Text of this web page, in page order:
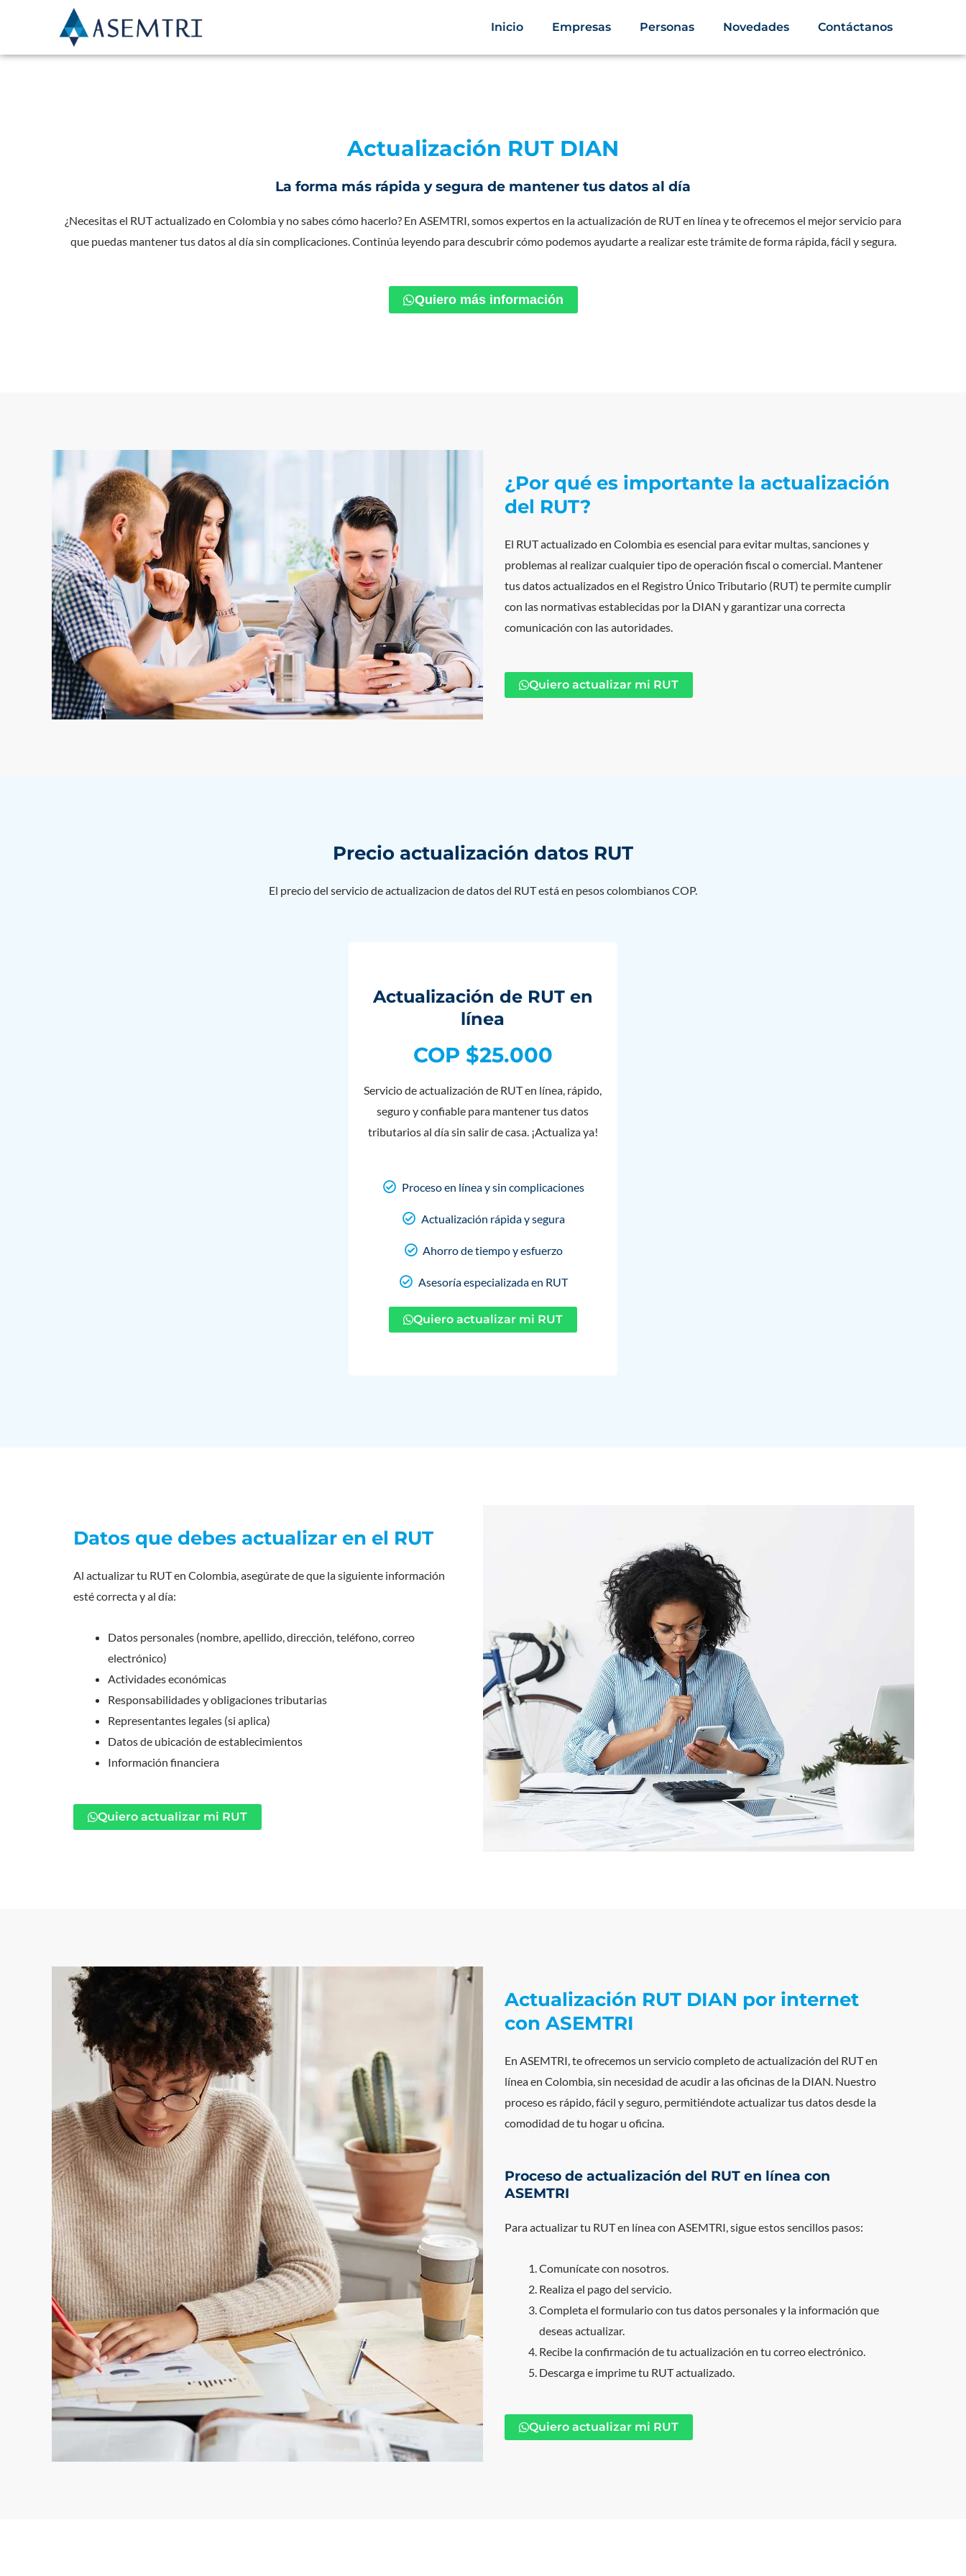
contenido
Inicio Empresas Personas Novedades Contáctanos
Actualización RUT DIAN
La forma más rápida y segura de mantener tus datos al día
¿Necesitas el RUT actualizado en Colombia y no sabes cómo hacerlo? En ASEMTRI, somos expertos en la actualización de RUT en línea y te ofrecemos el mejor servicio para
que puedas mantener tus datos al día sin complicaciones. Continúa leyendo para descubrir cómo podemos ayudarte a realizar este trámite de forma rápida, fácil y segura.
Quiero más información
¿Por qué es importante la actualización
del RUT?
El RUT actualizado en Colombia es esencial para evitar multas, sanciones y
problemas al realizar cualquier tipo de operación fiscal o comercial. Mantener
tus datos actualizados en el Registro Único Tributario (RUT) te permite cumplir
con las normativas establecidas por la DIAN y garantizar una correcta
comunicación con las autoridades.
Quiero actualizar mi RUT
Precio actualización datos RUT
El precio del servicio de actualizacion de datos del RUT está en pesos colombianos COP.
Actualización de RUT en
línea
COP $25.000
Servicio de actualización de RUT en línea, rápido,
seguro y confiable para mantener tus datos
tributarios al día sin salir de casa. ¡Actualiza ya!
Proceso en línea y sin complicaciones
Actualización rápida y segura
Ahorro de tiempo y esfuerzo
Asesoría especializada en RUT
Quiero actualizar mi RUT
Datos que debes actualizar en el RUT
Al actualizar tu RUT en Colombia, asegúrate de que la siguiente información
esté correcta y al día:
Datos personales (nombre, apellido, dirección, teléfono, correo
electrónico)
Actividades económicas
Responsabilidades y obligaciones tributarias
Representantes legales (si aplica)
Datos de ubicación de establecimientos
Información financiera
Quiero actualizar mi RUT
Actualización RUT DIAN por internet
con ASEMTRI
En ASEMTRI, te ofrecemos un servicio completo de actualización del RUT en
línea en Colombia, sin necesidad de acudir a las oficinas de la DIAN. Nuestro
proceso es rápido, fácil y seguro, permitiéndote actualizar tus datos desde la
comodidad de tu hogar u oficina.
Proceso de actualización del RUT en línea con
ASEMTRI
Para actualizar tu RUT en línea con ASEMTRI, sigue estos sencillos pasos:
Comunícate con nosotros.
Realiza el pago del servicio.
Completa el formulario con tus datos personales y la información que
deseas actualizar.
Recibe la confirmación de tu actualización en tu correo electrónico.
Descarga e imprime tu RUT actualizado.
Quiero actualizar mi RUT